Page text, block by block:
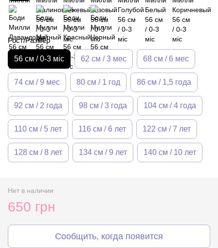
Рост/Размер
56 см / 0-3 міс 62 см / 3 мес 68 см / 6 мес
74 см / 9 мес 80 см / 1 год 86 см / 1,5 года
92 см / 2 года 98 см / 3 года 104 см / 4 года
110 см / 5 лет 116 см / 6 лет 122 см / 7 лет
128 см / 8 лет 134 см / 9 лет 140 см / 10 лет
Нет в наличии
650 грн
Сообщить, когда появится